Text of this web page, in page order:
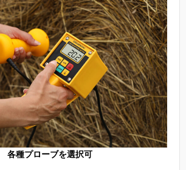
各種プローブを選択可